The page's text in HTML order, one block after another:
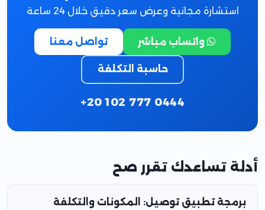
استشارة مجانية وعرض سعر دقيق خلال 24 ساعة
واتساب مباشر تواصل معنا
حاسبة التكلفة
+20 102 777 0444
أدلة تساعدك تقرر صح
برمجة تطبيق توصيل: المكونات والتكلفة